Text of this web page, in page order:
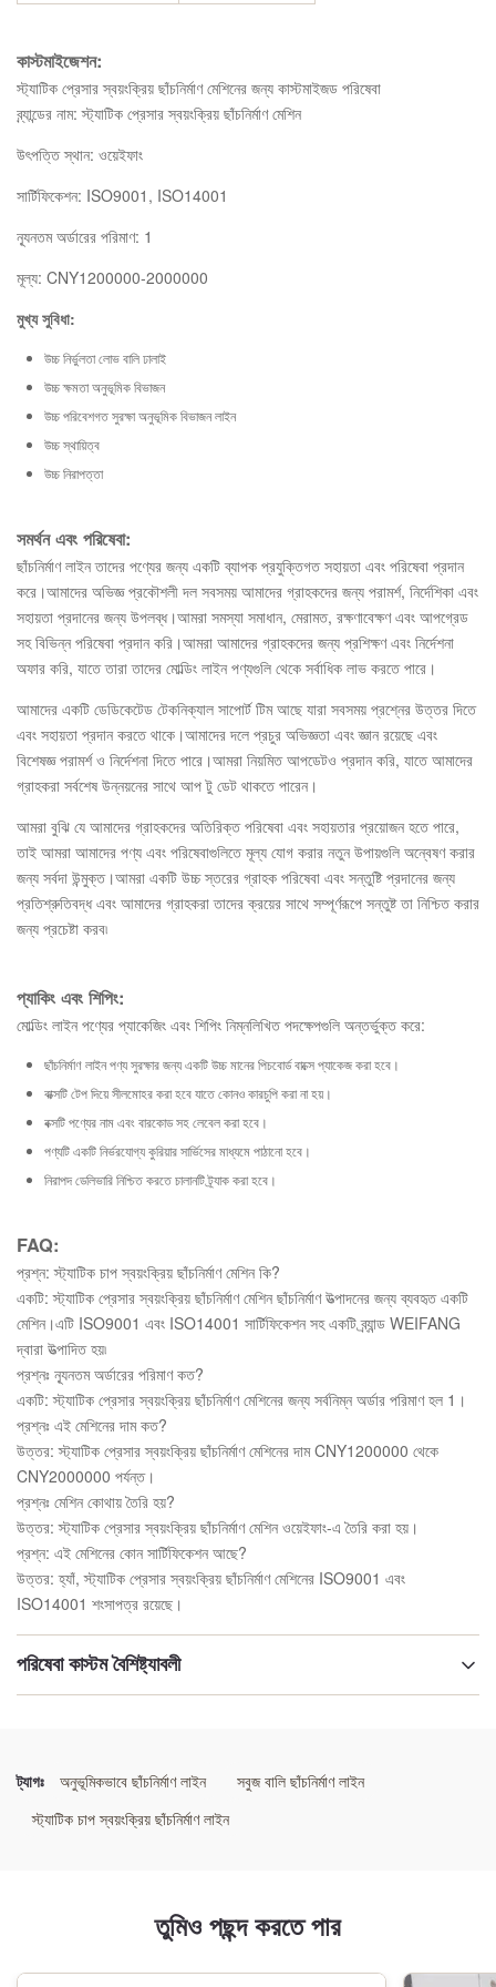
কাস্টমাইজেশন:
স্ট্যাটিক প্রেসার স্বয়ংক্রিয় ছাঁচনির্মাণ মেশিনের জন্য কাস্টমাইজড পরিষেবা
ব্র্যান্ডের নাম: স্ট্যাটিক প্রেসার স্বয়ংক্রিয় ছাঁচনির্মাণ মেশিন
উৎপত্তি স্থান: ওয়েইফাং
সার্টিফিকেশন: ISO9001, ISO14001
ন্যূনতম অর্ডারের পরিমাণ: 1
মূল্য: CNY1200000-2000000
মুখ্য সুবিধা:
উচ্চ নির্ভুলতা লোভ বালি ঢালাই
উচ্চ ক্ষমতা অনুভূমিক বিভাজন
উচ্চ পরিবেশগত সুরক্ষা অনুভূমিক বিভাজন লাইন
উচ্চ স্থায়িত্ব
উচ্চ নিরাপত্তা
সমর্থন এবং পরিষেবা:
ছাঁচনির্মাণ লাইন তাদের পণ্যের জন্য একটি ব্যাপক প্রযুক্তিগত সহায়তা এবং পরিষেবা প্রদান
করে।আমাদের অভিজ্ঞ প্রকৌশলী দল সবসময় আমাদের গ্রাহকদের জন্য পরামর্শ, নির্দেশিকা এবং
সহায়তা প্রদানের জন্য উপলব্ধ।আমরা সমস্যা সমাধান, মেরামত, রক্ষণাবেক্ষণ এবং আপগ্রেড
সহ বিভিন্ন পরিষেবা প্রদান করি।আমরা আমাদের গ্রাহকদের জন্য প্রশিক্ষণ এবং নির্দেশনা
অফার করি, যাতে তারা তাদের মোল্ডিং লাইন পণ্যগুলি থেকে সর্বাধিক লাভ করতে পারে।
আমাদের একটি ডেডিকেটেড টেকনিক্যাল সাপোর্ট টিম আছে যারা সবসময় প্রশ্নের উত্তর দিতে
এবং সহায়তা প্রদান করতে থাকে।আমাদের দলে প্রচুর অভিজ্ঞতা এবং জ্ঞান রয়েছে এবং
বিশেষজ্ঞ পরামর্শ ও নির্দেশনা দিতে পারে।আমরা নিয়মিত আপডেটও প্রদান করি, যাতে আমাদের
গ্রাহকরা সর্বশেষ উন্নয়নের সাথে আপ টু ডেট থাকতে পারেন।
আমরা বুঝি যে আমাদের গ্রাহকদের অতিরিক্ত পরিষেবা এবং সহায়তার প্রয়োজন হতে পারে,
তাই আমরা আমাদের পণ্য এবং পরিষেবাগুলিতে মূল্য যোগ করার নতুন উপায়গুলি অন্বেষণ করার
জন্য সর্বদা উন্মুক্ত।আমরা একটি উচ্চ স্তরের গ্রাহক পরিষেবা এবং সন্তুষ্টি প্রদানের জন্য
প্রতিশ্রুতিবদ্ধ এবং আমাদের গ্রাহকরা তাদের ক্রয়ের সাথে সম্পূর্ণরূপে সন্তুষ্ট তা নিশ্চিত করার
জন্য প্রচেষ্টা করব৷
প্যাকিং এবং শিপিং:
মোল্ডিং লাইন পণ্যের প্যাকেজিং এবং শিপিং নিম্নলিখিত পদক্ষেপগুলি অন্তর্ভুক্ত করে:
ছাঁচনির্মাণ লাইন পণ্য সুরক্ষার জন্য একটি উচ্চ মানের পিচবোর্ড বাক্সে প্যাকেজ করা হবে।
বাক্সটি টেপ দিয়ে সীলমোহর করা হবে যাতে কোনও কারচুপি করা না হয়।
বক্সটি পণ্যের নাম এবং বারকোড সহ লেবেল করা হবে।
পণ্যটি একটি নির্ভরযোগ্য কুরিয়ার সার্ভিসের মাধ্যমে পাঠানো হবে।
নিরাপদ ডেলিভারি নিশ্চিত করতে চালানটি ট্র্যাক করা হবে।
FAQ:
প্রশ্ন: স্ট্যাটিক চাপ স্বয়ংক্রিয় ছাঁচনির্মাণ মেশিন কি?
একটি: স্ট্যাটিক প্রেসার স্বয়ংক্রিয় ছাঁচনির্মাণ মেশিন ছাঁচনির্মাণ উত্পাদনের জন্য ব্যবহৃত একটি
মেশিন।এটি ISO9001 এবং ISO14001 সার্টিফিকেশন সহ একটি ব্র্যান্ড WEIFANG
দ্বারা উত্পাদিত হয়৷
প্রশ্নঃ ন্যূনতম অর্ডারের পরিমাণ কত?
একটি: স্ট্যাটিক প্রেসার স্বয়ংক্রিয় ছাঁচনির্মাণ মেশিনের জন্য সর্বনিম্ন অর্ডার পরিমাণ হল 1।
প্রশ্নঃ এই ​​মেশিনের দাম কত?
উত্তর: স্ট্যাটিক প্রেসার স্বয়ংক্রিয় ছাঁচনির্মাণ মেশিনের দাম CNY1200000 থেকে
CNY2000000 পর্যন্ত।
প্রশ্নঃ মেশিন কোথায় তৈরি হয়?
উত্তর: স্ট্যাটিক প্রেসার স্বয়ংক্রিয় ছাঁচনির্মাণ মেশিন ওয়েইফাং-এ তৈরি করা হয়।
প্রশ্ন: এই মেশিনের কোন সার্টিফিকেশন আছে?
উত্তর: হ্যাঁ, স্ট্যাটিক প্রেসার স্বয়ংক্রিয় ছাঁচনির্মাণ মেশিনের ISO9001 এবং
ISO14001 শংসাপত্র রয়েছে।
পরিষেবা কাস্টম বৈশিষ্ট্যাবলী
ছাঁচনির্মাণ_অভিযোজনযোগ্যতা:
ট্যাগঃ অনুভূমিকভাবে ছাঁচনির্মাণ লাইন
সবুজ বালি ছাঁচনির্মাণ লাইন
স্ট্যাটিক চাপ স্বয়ংক্রিয় ছাঁচনির্মাণ লাইন
তুমিও পছন্দ করতে পার